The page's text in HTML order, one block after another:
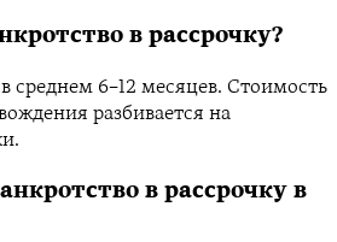
в рассрочку?
среднем 6–12 месяцев. Стоимость
разбивается на
в рассрочку в